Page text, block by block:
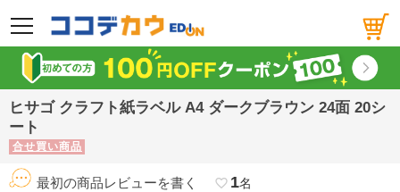
メニュー
ヒサゴ クラフト紙ラベル A4 ダークブラウン 24面 20シ
ート
合せ買い商品
最初の商品レビューを書く favorite_border 1名